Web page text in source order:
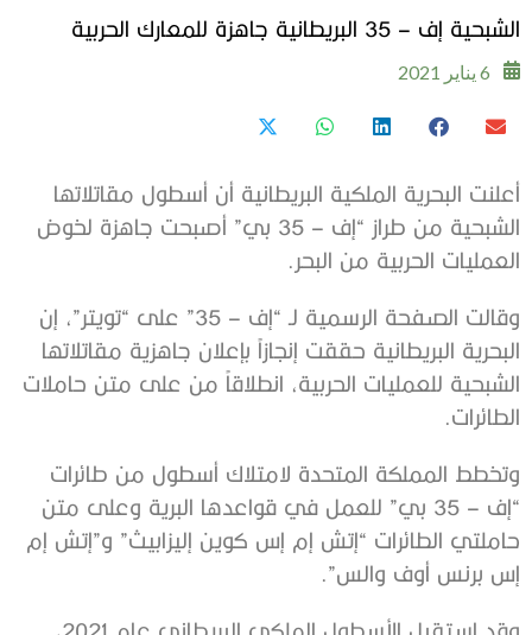
الشبحية إف – 35 البريطانية جاهزة للمعارك الحربية
6 يناير 2021
أعلنت البحرية الملكية البريطانية أن أسطول مقاتلاتها
الشبحية من طراز “إف – 35 بي” أصبحت جاهزة لخوض
العمليات الحربية من البحر.
وقالت الصفحة الرسمية لـ “إف – 35” على “تويتر”، إن
البحرية البريطانية حققت إنجازاً بإعلان جاهزية مقاتلاتها
الشبحية للعمليات الحربية، انطلاقاً من على متن حاملات
الطائرات.
وتخطط المملكة المتحدة لامتلاك أسطول من طائرات
“إف – 35 بي” للعمل في قواعدها البرية وعلى متن
حاملتي الطائرات “إتش إم إس كوين إليزابيث” و”إتش إم
إس برنس أوف والس”.
وقد استقبل الأسطول الملكي البريطاني عام 2021،